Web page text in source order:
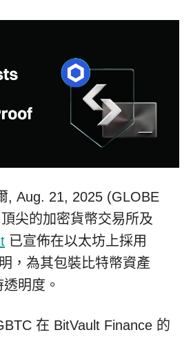
, Aug. 21, 2025 (GLOBE
尖的加密貨幣交易所及
已宣佈在以太坊上採用
，為其包裝比特幣資產
明度。
在 BitVault Finance 的